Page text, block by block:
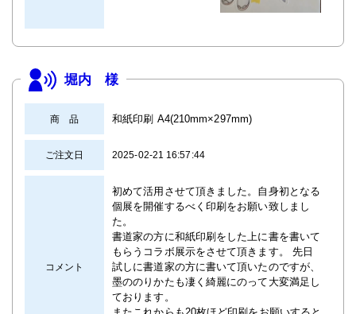
堀内 様
商 品 和紙印刷 A4(210mm×297mm)
ご注文日 2025-02-21 16:57:44
コメント
初めて活用させて頂きました。自身初となる
個展を開催するべく印刷をお願い致しまし
た。
書道家の方に和紙印刷をした上に書を書いて
もらうコラボ展示をさせて頂きます。 先日
試しに書道家の方に書いて頂いたのですが、
墨ののりかたも凄く綺麗にのって大変満足し
ております。